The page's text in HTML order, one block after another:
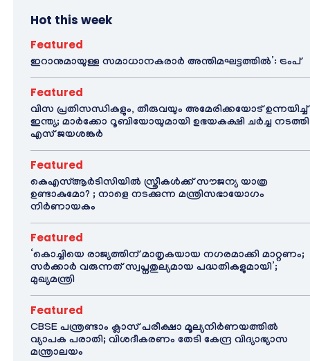
Hot this week
Featured
ഇറാനുമായുള്ള സമാധാനകരാർ അന്തിമഘട്ടത്തിൽ‌’: ട്രംപ്
Featured
വിസ പ്രതിസന്ധികളും, തീരുവയും അമേരിക്കയോട് ഉന്നയിച്ച്
ഇന്ത്യ; മാർക്കോ റൂബിയോയുമായി ഉഭയകക്ഷി ചർച്ച നടത്തി
എസ് ജയശങ്കർ
Featured
കെഎസ്ആർടിസിയിൽ സ്ത്രീകൾക്ക് സൗജന്യ യാത്ര
ഉണ്ടാകുമോ? ; നാളെ നടക്കുന്ന മന്ത്രിസഭായോഗം
നിർണായകം
Featured
‘കൊച്ചിയെ രാജ്യത്തിന് മാതൃകയായ നഗരമാക്കി മാറ്റണം;
സർക്കാർ വരുന്നത് സ്വപ്നതുല്യമായ പദ്ധതികളുമായി’;
മുഖ്യമന്ത്രി
Featured
CBSE പന്ത്രണ്ടാം ക്ലാസ് പരീക്ഷാ മൂല്യനിർണയത്തിൽ
വ്യാപക പരാതി; വിശദീകരണം തേടി കേന്ദ്ര വിദ്യാഭ്യാസ
മന്ത്രാലയം